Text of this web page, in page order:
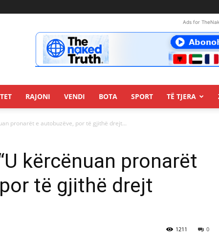
Ads for
RAJONI VENDI BOTA SPORT TË TJERA
pronarët e autobuzëve, por të gjithë drejt...
kërcënuan pronarët
të gjithë drejt
0
1211